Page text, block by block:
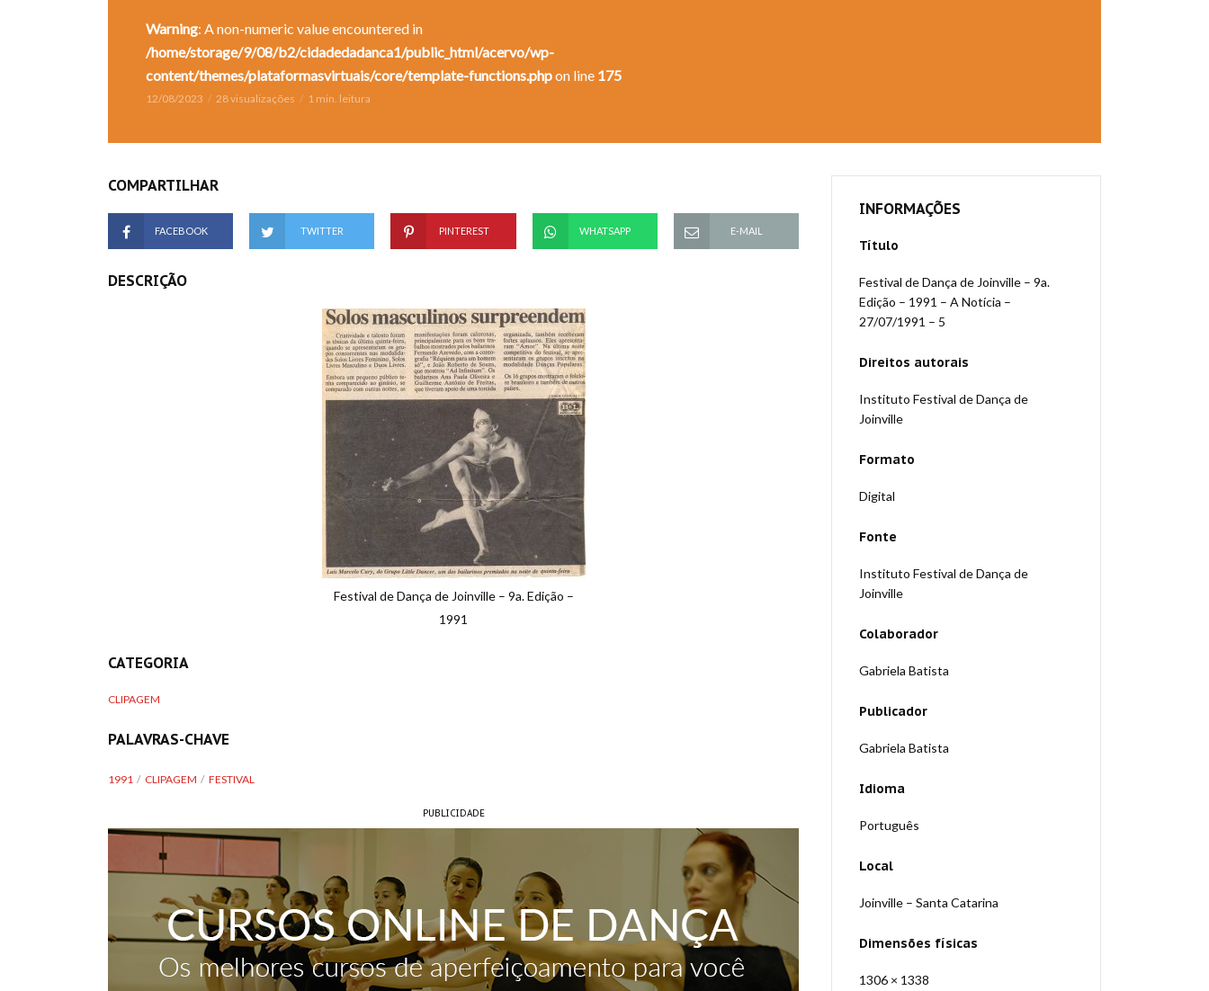
Warning: A non-numeric value encountered in
/home/storage/9/08/b2/cidadedadanca1/public_html/acervo/wp-
content/themes/plataformasvirtuais/core/template-functions.phpon line 175
12/08/2023 28 visualizações 1 min. leitura
COMPARTILHAR
FACEBOOK TWITTER PINTEREST WHATSAPP E-MAIL
DESCRIÇÃO
Festival de Dança de Joinville – 9a. Edição –
1991
CATEGORIA
CLIPAGEM
PALAVRAS-CHAVE
1991 CLIPAGEM FESTIVAL
PUBLICIDADE
INFORMAÇÕES
Título
Festival de Dança de Joinville – 9a.
Edição – 1991 – A Notícia –
27/07/1991 – 5
Direitos autorais
Instituto Festival de Dança de
Joinville
Formato
Digital
Fonte
Instituto Festival de Dança de
Joinville
Colaborador
Gabriela Batista
Publicador
Gabriela Batista
Idioma
Português
Local
Joinville – Santa Catarina
Dimensões físicas
1306 × 1338